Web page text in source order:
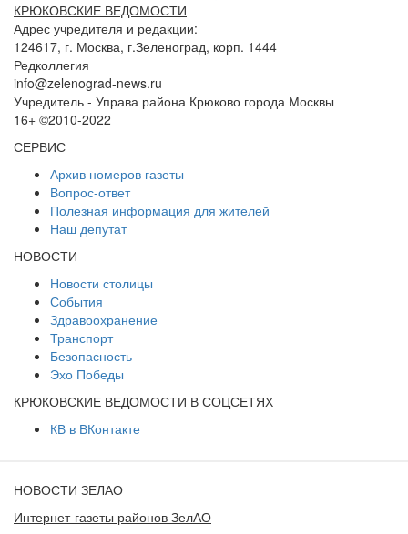
КРЮКОВСКИЕ ВЕДОМОСТИ
Адрес учредителя и редакции:
124617, г. Москва, г.Зеленоград, корп. 1444
Редколлегия
info@zelenograd-news.ru
Учредитель - Управа района Крюково города Москвы
16+ ©2010-2022
СЕРВИС
Архив номеров газеты
Вопрос-ответ
Полезная информация для жителей
Наш депутат
НОВОСТИ
Новости столицы
События
Здравоохранение
Транспорт
Безопасность
Эхо Победы
КРЮКОВСКИЕ ВЕДОМОСТИ В СОЦСЕТЯХ
КВ в ВКонтакте
НОВОСТИ ЗЕЛАО
Интернет-газеты районов ЗелАО